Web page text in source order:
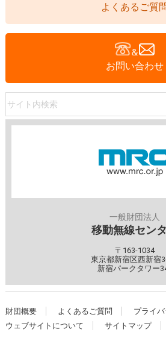
よくあるご質
お問い合わせ
サイト内検索
一般財団法人
移動無線セン
〒163-1034
東京都新宿区西新宿
新宿パークタワー
財団概要 よくあるご質問
プライ
ウェブサイトについて
サイトマップ